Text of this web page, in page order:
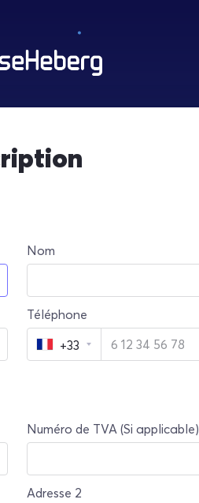
Nom
Téléphone
+33
Numéro de TVA (Si applicable)
Adresse 2